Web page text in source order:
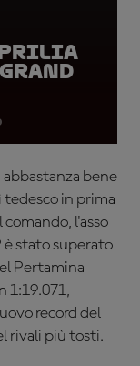
abbastanza bene
in prima
comando, l'asso
è stato superato
Pertamina
1:19.071,
record del
rivali più tosti.